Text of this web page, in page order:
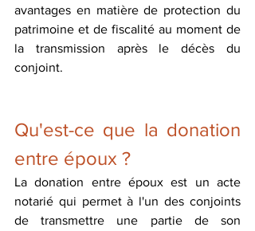
avantages en matière de protection du
patrimoine et de fiscalité au moment de
la transmission après le décès du
conjoint.
Qu'est-ce que la donation
entre époux ?
La donation entre époux est un acte
notarié qui permet à l'un des conjoints
de transmettre une partie de son